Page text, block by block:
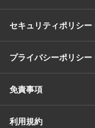
セキュリティポリシー
プライバシーポリシー
免責事項
利用規約